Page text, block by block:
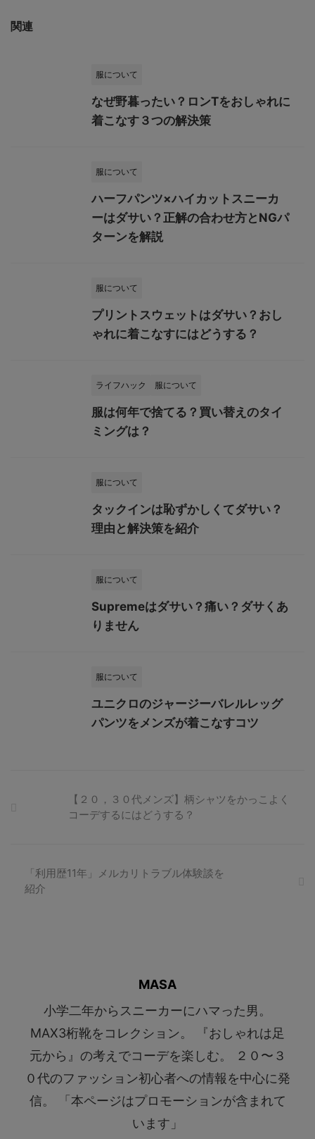
関連
服について
なぜ野暮ったい？ロンTをおしゃれに
着こなす３つの解決策
服について
ハーフパンツ×ハイカットスニーカ
ーはダサい？正解の合わせ方とNGパ
ターンを解説
服について
プリントスウェットはダサい？おし
ゃれに着こなすにはどうする？
ライフハック 服について
服は何年で捨てる？買い替えのタイ
ミングは？
服について
タックインは恥ずかしくてダサい？
理由と解決策を紹介
服について
Supremeはダサい？痛い？ダサくあ
りません
服について
ユニクロのジャージーバレルレッグ
パンツをメンズが着こなすコツ
【２０，３０代メンズ】柄シャツをかっこよく
コーデするにはどうする？
「利用歴11年」メルカリトラブル体験談を
紹介
MASA
小学二年からスニーカーにハマった男。
MAX3桁靴をコレクション。 『おしゃれは足
元から』の考えでコーデを楽しむ。 ２０〜３
０代のファッション初心者への情報を中心に発
信。 「本ページはプロモーションが含まれて
います」